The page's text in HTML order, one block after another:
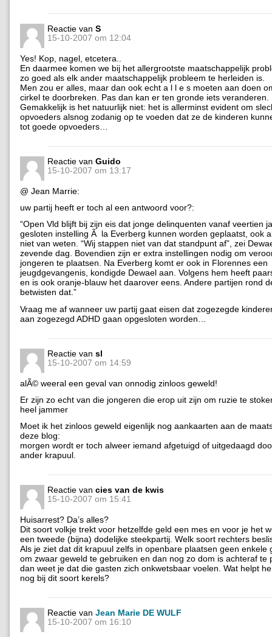
Reactie van S
15-10-2007 om 12:04
Yes! Kop, nagel, etcetera..
En daarmee komen we bij het allergrootste maatschappelijk
zo goed als elk ander maatschappelijk probleem te herleiden is.
Men zou er alles, maar dan ook echt a l l e s moeten aan doen
cirkel te doorbreken. Pas dan kan er ten gronde iets veranderen.
Gemakkelijk is het natuurlijk niet: het is allerminst evident om
opvoeders alsnog zodanig op te voeden dat ze de kinderen
tot goede opvoeders…
Reactie van Guido
15-10-2007 om 13:17
@ Jean Marrie:
uw partij heeft er toch al een antwoord voor?:
“Open Vld blijft bij zijn eis dat jonge delinquenten vanaf veertien
gesloten instelling Ã la Everberg kunnen worden geplaatst, ook
niet van weten. “Wij stappen niet van dat standpunt af”, zei
zevende dag. Bovendien zijn er extra instellingen nodig om
jongeren te plaatsen. Na Everberg komt er ook in Florennes een
jeugdgevangenis, kondigde Dewael aan. Volgens hem heeft
en is ook oranje-blauw het daarover eens. Andere partijen rond
betwisten dat.”
Vraag me af wanneer uw partij gaat eisen dat zogezegde
aan zogezegd ADHD gaan opgesloten worden…
Reactie van sl
15-10-2007 om 14:59
alÃ© weeral een geval van onnodig zinloos geweld!
Er zijn zo echt van die jongeren die erop uit zijn om ruzie te
heel jammer
Moet ik het zinloos geweld eigenlijk nog aankaarten aan de
deze blog:
morgen wordt er toch alweer iemand afgetuigd of uitgedaagd
ander krapuul.
Reactie van cies van de kwis
15-10-2007 om 15:41
Huisarrest? Da’s alles?
Dit soort volkje trekt voor hetzelfde geld een mes en voor je het
een tweede (bijna) dodelijke steekpartij. Welk soort rechters
Als je ziet dat dit krapuul zelfs in openbare plaatsen geen enkele
om zwaar geweld te gebruiken en dan nog zo dom is achteraf te
dan weet je dat die gasten zich onkwetsbaar voelen. Wat helpt
nog bij dit soort kerels?
Reactie van Jean Marie DE WULF
15-10-2007 om 16:10